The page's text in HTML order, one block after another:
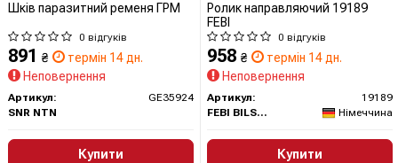
Шків паразитний ременя ГРМ
0 відгуків
891 ₴
термін 14 дн.
Неповернення
Артикул:
GE35924
SNR NTN
Купити
Ролик направляючий 19189
FEBI
0 відгуків
958 ₴
термін 14 дн.
Неповернення
Артикул:
19189
FEBI BILSTEIN
Німеччина
Купити